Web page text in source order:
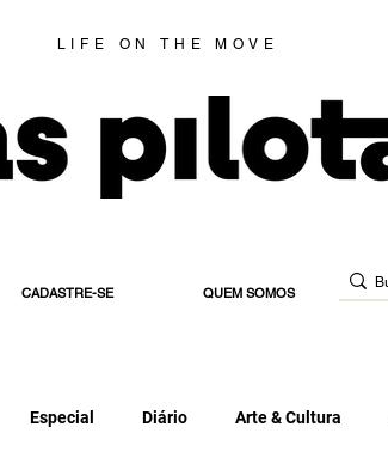
LIFE ON THE MOVE
CADASTRE-SE QUEM SOMOS
Especial Diário Arte & Cultura